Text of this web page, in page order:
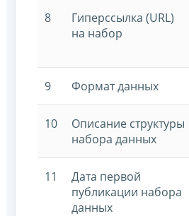
8
Гиперссылка (URL)
на набор
9 Формат данных
10
Описание структуры
набора данных
11
Дата первой
публикации набора
данных